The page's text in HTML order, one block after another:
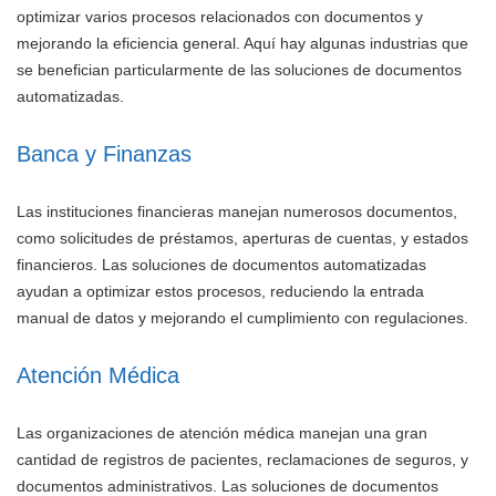
optimizar varios procesos relacionados con documentos y
mejorando la eficiencia general. Aquí hay algunas industrias que
se benefician particularmente de las soluciones de documentos
automatizadas.
Banca y Finanzas
Las instituciones financieras manejan numerosos documentos,
como solicitudes de préstamos, aperturas de cuentas, y estados
financieros. Las soluciones de documentos automatizadas
ayudan a optimizar estos procesos, reduciendo la entrada
manual de datos y mejorando el cumplimiento con regulaciones.
Atención Médica
Las organizaciones de atención médica manejan una gran
cantidad de registros de pacientes, reclamaciones de seguros, y
documentos administrativos. Las soluciones de documentos